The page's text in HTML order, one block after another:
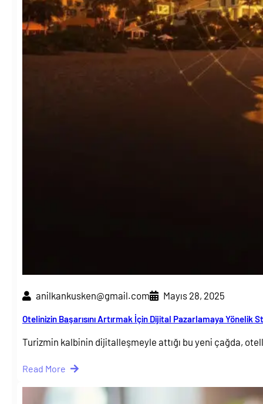
anilkankusken@gmail.com Mayıs 28, 2025
Otelinizin Başarısını Artırmak İçin Dijital Pazarlamaya Yönelik
Turizmin kalbinin dijitalleşmeyle attığı bu yeni çağda,
Read More